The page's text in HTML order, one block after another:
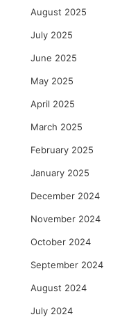
August 2025
July 2025
June 2025
May 2025
April 2025
March 2025
February 2025
January 2025
December 2024
November 2024
October 2024
September 2024
August 2024
July 2024